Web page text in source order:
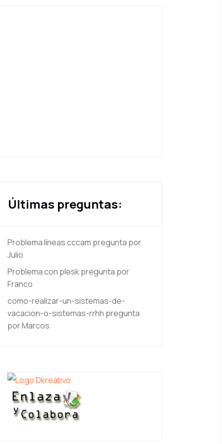
Últimas preguntas:
Problema líneas cccam pregunta por
Julio
Problema con pleskpregunta por
Franco
como-realizar-un-sistemas-de-
vacacion-o-sistemas-rrhh pregunta
por Marcos